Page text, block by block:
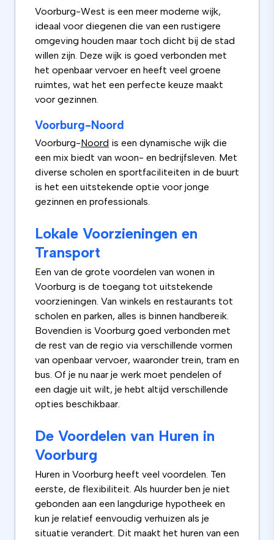
Voorburg-West is een meer moderne wijk,
ideaal voor diegenen die van een rustigere
omgeving houden maar toch dicht bij de stad
willen zijn. Deze wijk is goed verbonden met
het openbaar vervoer en heeft veel groene
ruimtes, wat het een perfecte keuze maakt
voor gezinnen.
Voorburg-Noord
Voorburg-Noord is een dynamische wijk die
een mix biedt van woon- en bedrijfsleven. Met
diverse scholen en sportfaciliteiten in de buurt
is het een uitstekende optie voor jonge
gezinnen en professionals.
Lokale Voorzieningen en
Transport
Een van de grote voordelen van wonen in
Voorburg is de toegang tot uitstekende
voorzieningen. Van winkels en restaurants tot
scholen en parken, alles is binnen handbereik.
Bovendien is Voorburg goed verbonden met
de rest van de regio via verschillende vormen
van openbaar vervoer, waaronder trein, tram en
bus. Of je nu naar je werk moet pendelen of
een dagje uit wilt, je hebt altijd verschillende
opties beschikbaar.
De Voordelen van Huren in
Voorburg
Huren in Voorburg heeft veel voordelen. Ten
eerste, de flexibiliteit. Als huurder ben je niet
gebonden aan een langdurige hypotheek en
kun je relatief eenvoudig verhuizen als je
situatie verandert. Dit maakt het huren van een